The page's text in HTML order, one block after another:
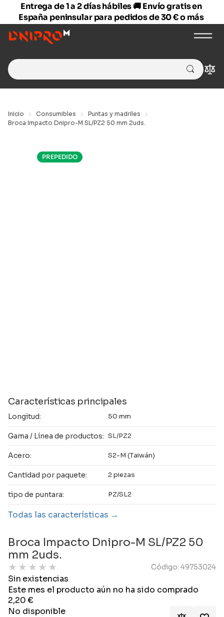
Entrega de 1 a 2 días hábiles 🚚 Envío gratis en
España peninsular para pedidos de 30 € o más
Search
for:
Inicio Consumibles
Puntas y madriles
Broca Impacto Dnipro-M SL/PZ2 50 mm 2uds.
PREPEDIDO
Características principales
Longitud: 50 mm
Gama / Línea de productos: SL/PZ2
Acero: S2-M (Taiwán)
Cantidad por paquete: 2 piezas
tipo de puntara: PZ/SL2
Todas las características
Broca Impacto Dnipro-M SL/PZ2 50
mm 2uds.
★ ★ ★ ★ ★ Código: 49753024
Sin existencias
Este mes el producto aún no ha sido comprado
2,20€
No disponible